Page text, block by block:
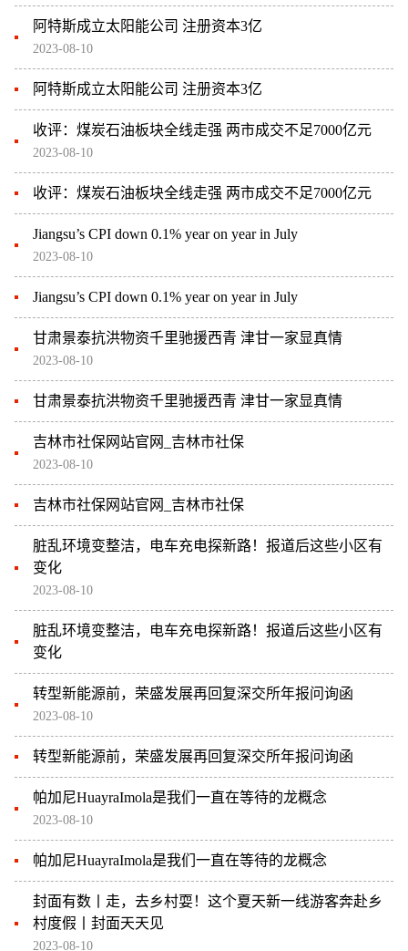
阿特斯成立太阳能公司 注册资本3亿
2023-08-10
阿特斯成立太阳能公司 注册资本3亿
收评：煤炭石油板块全线走强 两市成交不足7000亿元
2023-08-10
收评：煤炭石油板块全线走强 两市成交不足7000亿元
Jiangsu’s CPI down 0.1% year on year in July
2023-08-10
Jiangsu’s CPI down 0.1% year on year in July
甘肃景泰抗洪物资千里驰援西青 津甘一家显真情
2023-08-10
甘肃景泰抗洪物资千里驰援西青 津甘一家显真情
吉林市社保网站官网_吉林市社保
2023-08-10
吉林市社保网站官网_吉林市社保
脏乱环境变整洁，电车充电探新路！报道后这些小区有
变化
2023-08-10
脏乱环境变整洁，电车充电探新路！报道后这些小区有
变化
转型新能源前，荣盛发展再回复深交所年报问询函
2023-08-10
转型新能源前，荣盛发展再回复深交所年报问询函
帕加尼HuayraImola是我们一直在等待的龙概念
2023-08-10
帕加尼HuayraImola是我们一直在等待的龙概念
封面有数丨走，去乡村耍！这个夏天新一线游客奔赴乡
村度假丨封面天天见
2023-08-10